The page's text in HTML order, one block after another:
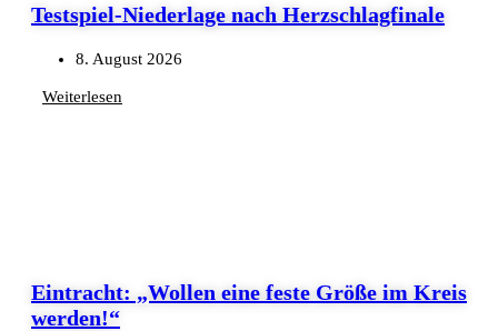
Testspiel-Niederlage nach Herzschlagfinale
8. August 2026
Weiterlesen
Eintracht: „Wollen eine feste Größe im Kreis
werden!“